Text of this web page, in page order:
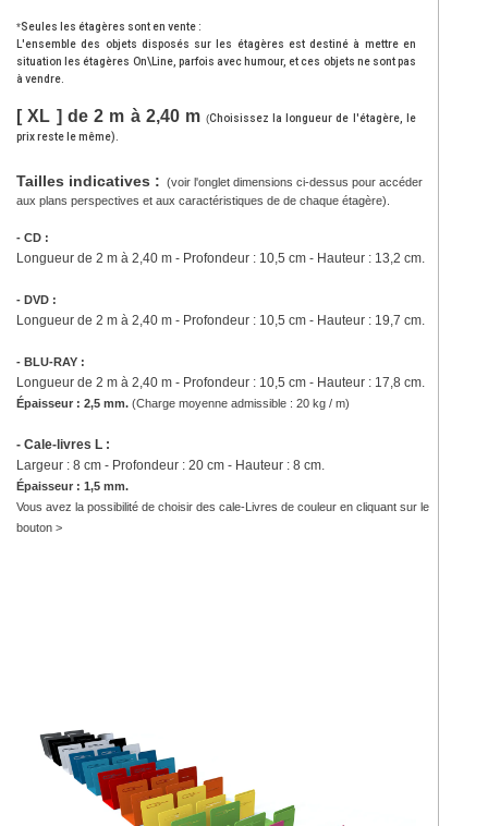
*Seules les étagères sont en vente :
L'ensemble des objets disposés sur les étagères est destiné à mettre en
situation les étagères On\Line, parfois avec humour, et ces objets ne sont pas
à vendre.
[ XL ] de 2 m à 2,40 m (Choisissez la longueur de l'étagère, le
prix reste le même).
Tailles indicatives : (voir l'onglet dimensions ci-dessus pour accéder
aux plans perspectives et aux caractéristiques de de chaque étagère).
- CD :
Longueur de 2 m à 2,40 m - Profondeur : 10,5 cm - Hauteur : 13,2 cm.
- DVD :
Longueur de 2 m à 2,40 m - Profondeur : 10,5 cm - Hauteur : 19,7 cm.
- BLU-RAY :
Longueur de 2 m à 2,40 m - Profondeur : 10,5 cm - Hauteur : 17,8 cm.
Épaisseur : 2,5 mm. (Charge moyenne admissible : 20 kg / m)
- Cale-livres L :
Largeur : 8 cm - Profondeur : 20 cm - Hauteur : 8 cm.
Épaisseur : 1,5 mm.
Vous avez la possibilité de choisir des cale-Livres de couleur en cliquant sur le
bouton >